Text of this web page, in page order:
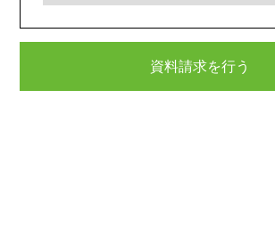
資料請求を行う